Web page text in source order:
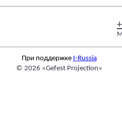
При поддержке I-Russia
© 2026 «Gefest Projection»